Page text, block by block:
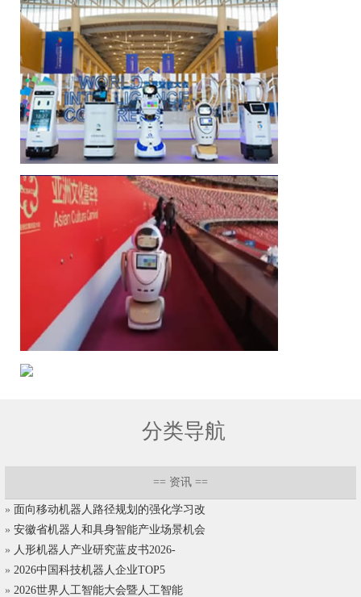
分类导航
== 资讯 ==
» 面向移动机器人路径规划的强化学习改
» 安徽省机器人和具身智能产业场景机会
» 人形机器人产业研究蓝皮书2026-
» 2026中国科技机器人企业TOP5
» 2026世界人工智能大会暨人工智能